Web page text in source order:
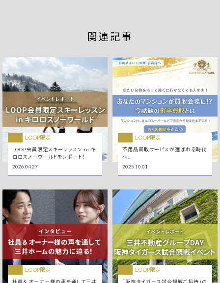
関連記事
LOOP限定
LOOP会員限定スキーレッスン in キ
ロロスノーワールドをレポート！
2026.04.27
LOOP限定
不用品買取サービスが選ばれる時代
へ
タワーマンションで広がる「便利」と
2025.10.01
LOOP限定
社員＆ オーナー様の声を通して三井
LOOP限定
「阪神タイガース試合観戦ご招待」の